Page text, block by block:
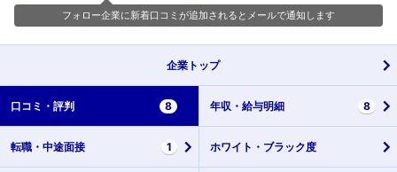
フォロー企業に新着口コミが追加されるとメールで通知します
企業 トップ
口コミ・ 評判 8 年収・ 給与明細 8
転職・ 中途面接 1 ホワイト・ ブラック度